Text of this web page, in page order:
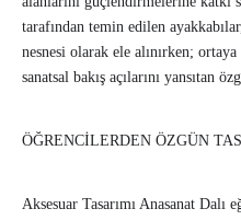
tarafından temin edilen
nesnesi olarak ele alınırken; ortaya
sanatsal bakış açılarını yansıtan
ÖĞRENCİLERDEN ÖZGÜN
Aksesuar Tasarımı Anasanat